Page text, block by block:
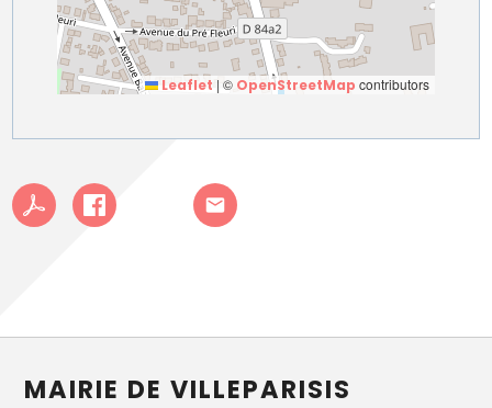
Leaflet | © OpenStreetMap contributors
MAIRIE DE VILLEPARISIS